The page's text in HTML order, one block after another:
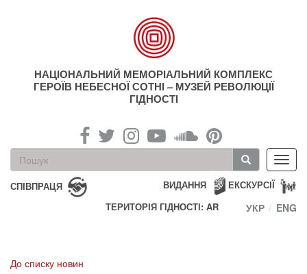
НАЦІОНАЛЬНИЙ МЕМОРІАЛЬНИЙ КОМПЛЕКС
ГЕРОЇВ НЕБЕСНОЇ СОТНІ – МУЗЕЙ РЕВОЛЮЦІЇ
ГІДНОСТІ
Пошукова
форма
Пошук
СПІВПРАЦЯ ЕКСКУРСІЇ
ВИДАННЯ
ТЕРИТОРІЯ ГІДНОСТІ: AR
УКР ENG
До списку новин